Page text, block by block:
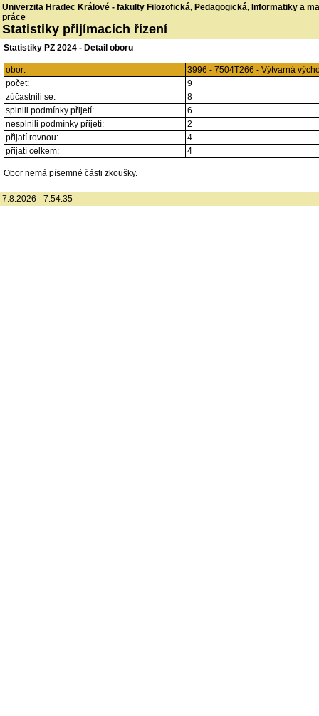
Univerzita Hradec Králové - fakulty Filozofická, Pedagogická, Informatiky a
práce
Statistiky přijímacích řízení
Statistiky PZ 2024 - Detail oboru
obor:
3996 - 7504T266 - Výtvarná
počet:
9
zúčastnili se:
8
splnili podmínky přijetí:
6
nesplnili podmínky přijetí:
2
přijatí rovnou:
4
přijatí celkem:
4
Obor nemá písemné části zkoušky.
7.8.2026 - 7:54:35